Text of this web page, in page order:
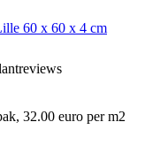
60 x 60 x 4 cm
32.00 euro per m2